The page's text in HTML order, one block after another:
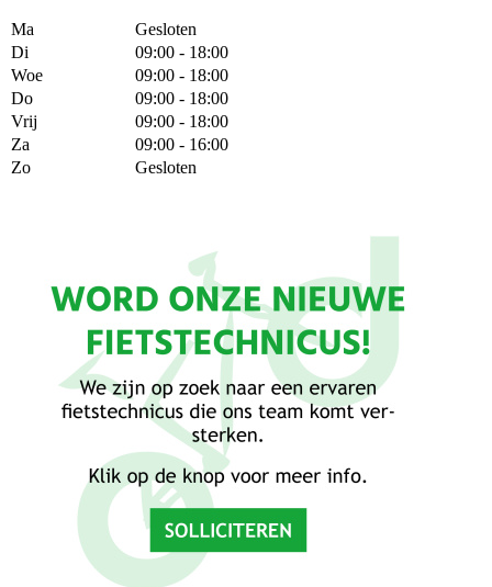
Ma
Gesloten
Di
09:00 - 18:00
Woe
09:00 - 18:00
Do
09:00 - 18:00
Vrij
09:00 - 18:00
Za
09:00 - 16:00
Zo
Gesloten